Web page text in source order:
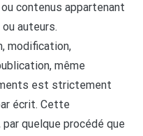
contenus appartenant
auteurs.
modification,
même
est strictement
écrit. Cette
quelque procédé que